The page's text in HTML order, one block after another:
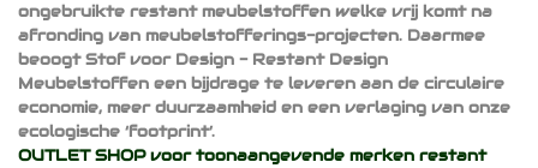
ongebruikte restant meubelstoffen welke vrij komt na
afronding van meubelstofferings-projecten. Daarmee
beoogt Stof voor Design - Restant Design
Meubelstoffen een bijdrage te leveren aan de circulaire
economie, meer duurzaamheid en een verlaging van onze
ecologische ‘footprint’.
OUTLET SHOP voor toonaangevende merken restant